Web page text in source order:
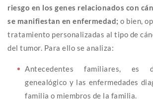
riesgo en los genes relacionados con
se manifiestan en enfermedad; o bien,
tratamiento personalizadas al tipo de
del tumor. Para ello se analiza:
Antecedentes familiares, es
genealógico y las enfermedades
familia o miembros de la familia.